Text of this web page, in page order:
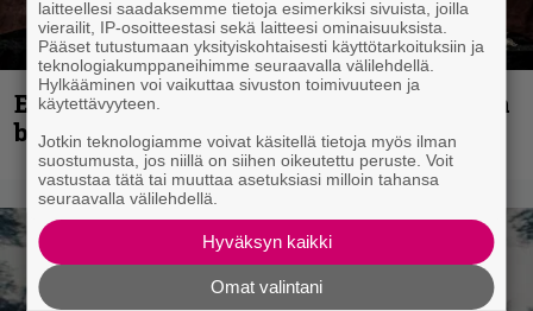
Espoon syyskuu käynnistyy kotimaisen
black metalin merkeissä
laitteellesi saadaksemme tietoja esimerkiksi sivuista, joilla
vierailit, IP-osoitteestasi sekä laitteesi ominaisuuksista.
Pääset tutustumaan yksityiskohtaisesti käyttötarkoituksiin ja
teknologiakumppaneihimme seuraavalla välilehdellä.
Hylkääminen voi vaikuttaa sivuston toimivuuteen ja
käytettävyyteen.
Jotkin teknologiamme voivat käsitellä tietoja myös ilman
suostumusta, jos niillä on siihen oikeutettu peruste. Voit
vastustaa tätä tai muuttaa asetuksiasi milloin tahansa
seuraavalla välilehdellä.
Hyväksyn kaikki
Omat valintani